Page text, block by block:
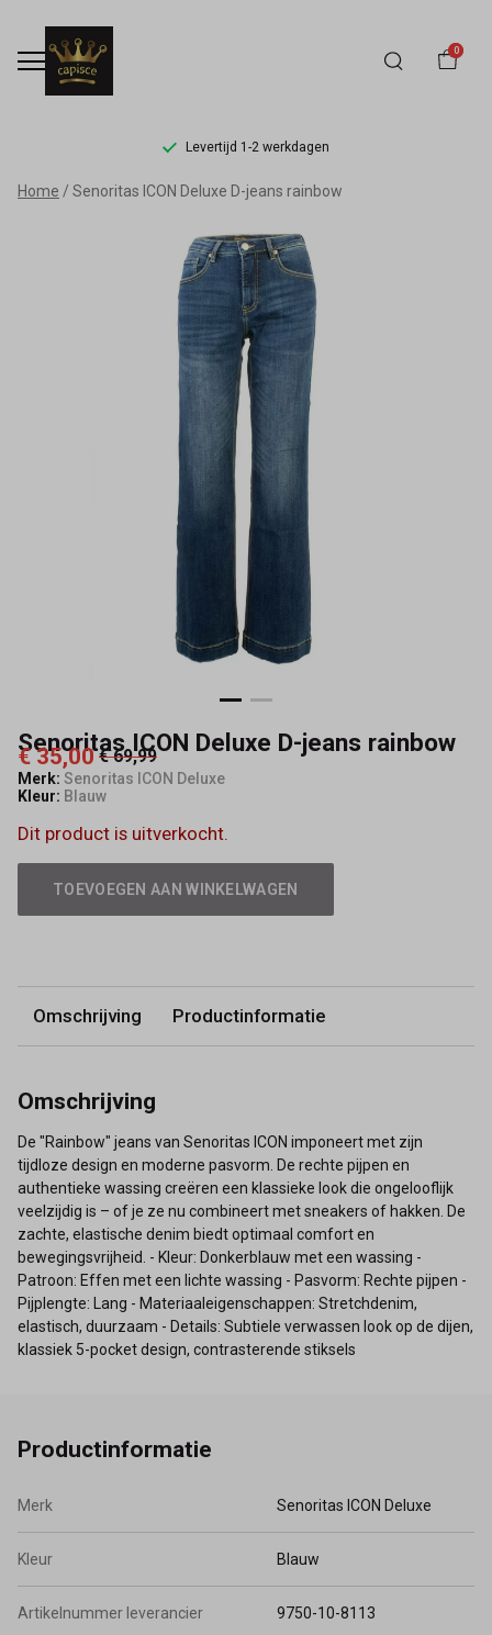
0
Levertijd 1-2 werkdagen
Senoritas
Home Senoritas ICON Deluxe D-jeans rainbow
Senoritas ICON Deluxe D-jeans rainbow
€ 35,00 € 69,99
Merk: Senoritas ICON Deluxe
Kleur: Blauw
Dit product is uitverkocht.
TOEVOEGEN AAN WINKELWAGEN
Omschrijving Productinformatie
Omschrijving
De "Rainbow" jeans van Senoritas ICON imponeert met zijn
tijdloze design en moderne pasvorm. De rechte pijpen en
authentieke wassing creëren een klassieke look die ongelooflijk
veelzijdig is – of je ze nu combineert met sneakers of hakken. De
zachte, elastische denim biedt optimaal comfort en
bewegingsvrijheid. - Kleur: Donkerblauw met een wassing -
Patroon: Effen met een lichte wassing - Pasvorm: Rechte pijpen -
Pijplengte: Lang - Materiaaleigenschappen: Stretchdenim,
elastisch, duurzaam - Details: Subtiele verwassen look op de dijen,
klassiek 5-pocket design, contrasterende stiksels
Productinformatie
Merk Senoritas ICON Deluxe
Kleur Blauw
Artikelnummer leverancier 9750-10-8113